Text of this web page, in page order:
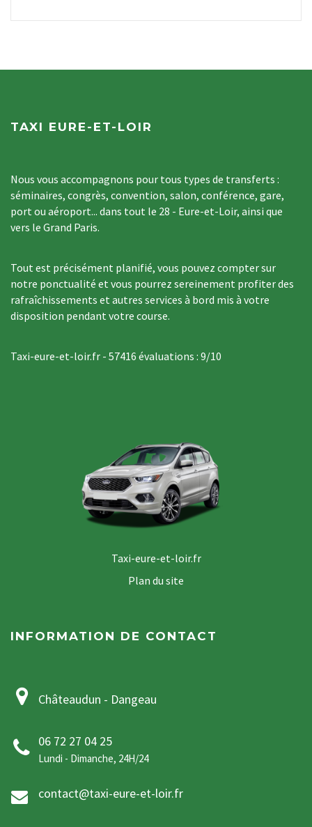
TAXI EURE-ET-LOIR
Nous vous accompagnons pour tous types de transferts :
séminaires, congrès, convention, salon, conférence, gare,
port ou aéroport... dans tout le 28 - Eure-et-Loir, ainsi que
vers le Grand Paris.
Tout est précisément planifié, vous pouvez compter sur
notre ponctualité et vous pourrez sereinement profiter des
rafraîchissements et autres services à bord mis à votre
disposition pendant votre course.
Taxi-eure-et-loir.fr - 57416 évaluations : 9/10
Taxi-eure-et-loir.fr
Plan du site
INFORMATION DE CONTACT
Châteaudun - Dangeau
06 72 27 04 25
Lundi - Dimanche, 24H/24
contact@taxi-eure-et-loir.fr